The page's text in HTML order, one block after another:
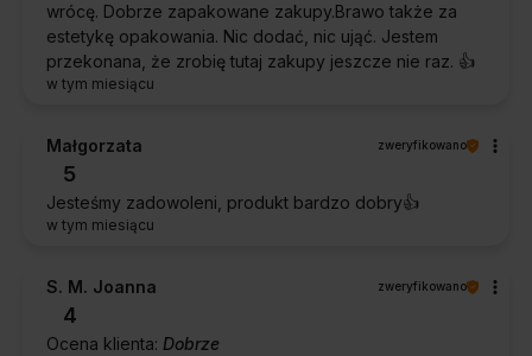
wrócę. Dobrze zapakowane zakupy.Brawo także za
estetykę opakowania. Nic dodać, nic ująć. Jestem
przekonana, że zrobię tutaj zakupy jeszcze nie raz. 👍️
w tym miesiącu
Małgorzata zweryfikowano
5
Jesteśmy zadowoleni, produkt bardzo dobry👍️
w tym miesiącu
S. M. Joanna zweryfikowano
4
Ocena klienta: Dobrze